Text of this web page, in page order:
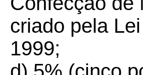
criado pela
1999;